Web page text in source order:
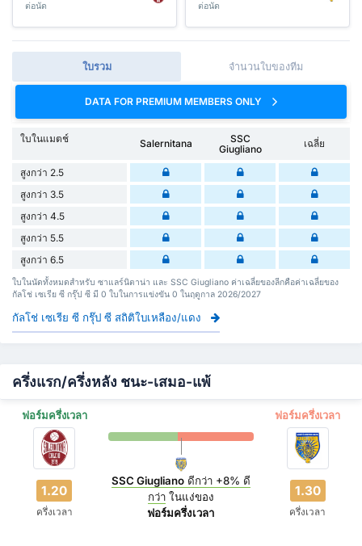
ต่อนัด ต่อนัด
ใบรวม จำนวนใบของทีม
DATA FOR PREMIUM MEMBERS ONLY
ใบในแมตช์ Salernitana
SSC
Giugliano
เฉลี่ย
สูงกว่า 2.5
สูงกว่า 3.5
สูงกว่า 4.5
สูงกว่า 5.5
สูงกว่า 6.5
ใบในนัดทั้งหมดสำหรับ ซาแลร์นิตาน่า และ SSC Giugliano ค่าเฉลี่ยของลีกคือค่าเฉลี่ยของ
กัลโช่ เซเรีย ซี กรุ๊ป ซี มี 0 ใบในการแข่งขัน 0 ในฤดูกาล 2026/2027
กัลโช่ เซเรีย ซี กรุ๊ป ซี สถิติใบเหลือง/แดง
ครึ่งแรก/ครึ่งหลัง ชนะ-เสมอ-แพ้
ฟอร์มครึ่งเวลา ฟอร์มครึ่งเวลา
1.20
ครึ่งเวลา
SSC Giuglianoดีกว่า +8% ดี
กว่าในแง่ของ
ฟอร์มครึ่งเวลา
1.30
ครึ่งเวลา